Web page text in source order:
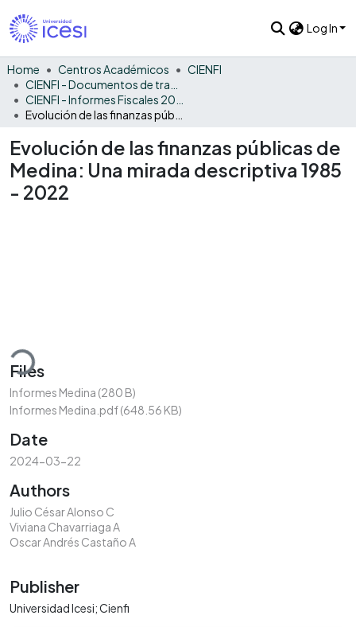
Log In
Home Centros Académicos
CIENFI
Evolución de las finanzas públicas de
Medina: Una mirada descriptiva 1985
- 2022
Files
Informes Medina (280 B)
Informes Medina.pdf(648.56 KB)
Date
2024-03-22
Authors
Julio César Alonso C
Viviana Chavarriaga A
Oscar Andrés Castaño A
Publisher
Universidad Icesi; Cienfi